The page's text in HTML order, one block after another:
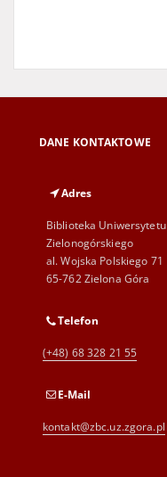
DANE KONTAKTOWE
Adres
Biblioteka Uniwersytetu
Zielonogórskiego
al. Wojska Polskiego 71
65-762 Zielona Góra
Telefon
(+48) 68 328 21 55
E-Mail
kontakt@zbc.uz.zgora.pl